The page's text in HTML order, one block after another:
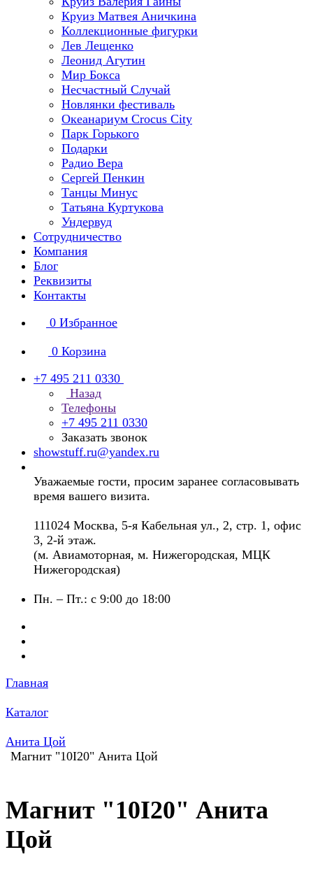
Круиз Матвея Аничкина
Коллекционные фигурки
Лев Лещенко
Леонид Агутин
Мир Бокса
Несчастный Случай
Новлянки фестиваль
Океанариум Crocus City
Парк Горького
Подарки
Радио Вера
Сергей Пенкин
Танцы Минус
Татьяна Куртукова
Ундервуд
Сотрудничество
Компания
Блог
Реквизиты
Контакты
0 Избранное
0 Корзина
+7 495 211 0330
Назад
Телефоны
+7 495 211 0330
Заказать звонок
showstuff.ru@yandex.ru
Уважаемые гости, просим заранее согласовывать
время вашего визита.
111024 Москва, 5-я Кабельная ул., 2, стр. 1, офис
3, 2-й этаж.
(м. Авиамоторная, м. Нижегородская, МЦК
Нижегородская)
Пн. – Пт.: с 9:00 до 18:00
Главная
Каталог
Анита Цой
Магнит "10I20" Анита Цой
Магнит "10I20" Анита
Цой